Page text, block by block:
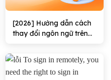
[2026] Hướng dẫn cách
thay đổi ngôn ngữ trên